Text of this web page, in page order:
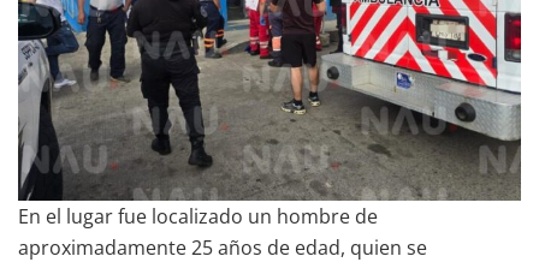
En el lugar fue localizado un hombre de
aproximadamente 25 años de edad, quien se